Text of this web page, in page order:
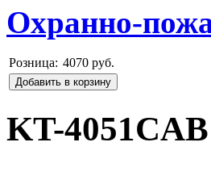
Охранно-
Розница: 4070 руб.
Добавить в корзину
KT-4051CAB